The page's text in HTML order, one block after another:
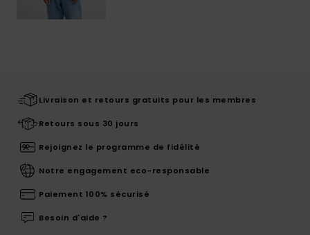
Livraison et retours gratuits pour les membres
Retours sous 30 jours
Rejoignez le programme de fidélité
Notre engagement eco-responsable
Paiement 100% sécurisé
Besoin d'aide ?